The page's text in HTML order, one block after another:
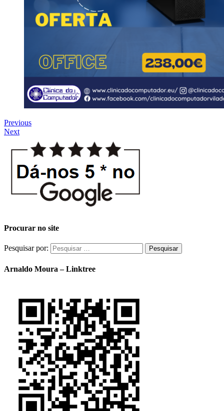
Previous
Next
Procurar no site
Pesquisar por:
Arnaldo Moura – Linktree